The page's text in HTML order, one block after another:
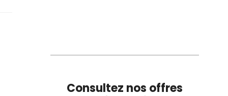
Consultez nos offres